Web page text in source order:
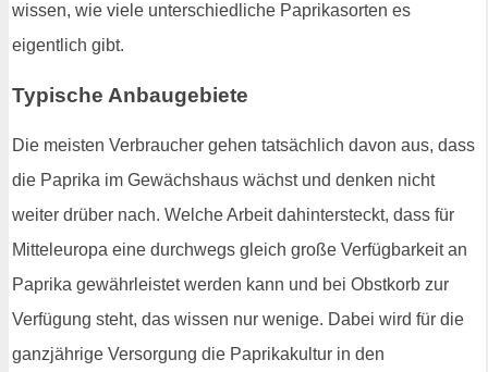
wissen, wie viele unterschiedliche Paprikasorten es
eigentlich gibt.
Typische Anbaugebiete
Die meisten Verbraucher gehen tatsächlich davon aus, dass
die Paprika im Gewächshaus wächst und denken nicht
weiter drüber nach. Welche Arbeit dahintersteckt, dass für
Mitteleuropa eine durchwegs gleich große Verfügbarkeit an
Paprika gewährleistet werden kann und bei Obstkorb zur
Verfügung steht, das wissen nur wenige. Dabei wird für die
ganzjährige Versorgung die Paprikakultur in den